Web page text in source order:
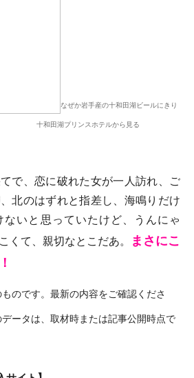
なぜか岩手産の十和田湖ビールにきり
田湖プリンスホテルから見る
で、恋に破れた女が一人訪れ、ご
北のはずれと指差し、海鳴りだけ
ないと思っていたけど、うんにゃ
くて、親切なとこだあ。
まさにこ
のです。最新の内容をご確認くださ
ータは、取材時または記事公開時点で